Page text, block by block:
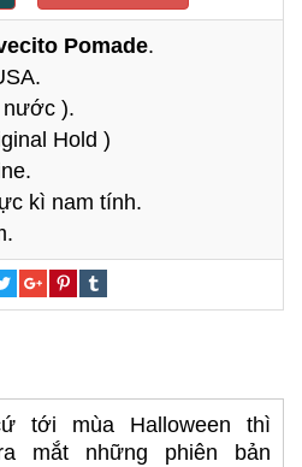
Pomade.
).
Hold )
kì nam tính.
tới mùa Halloween thì
mắt những phiên bản